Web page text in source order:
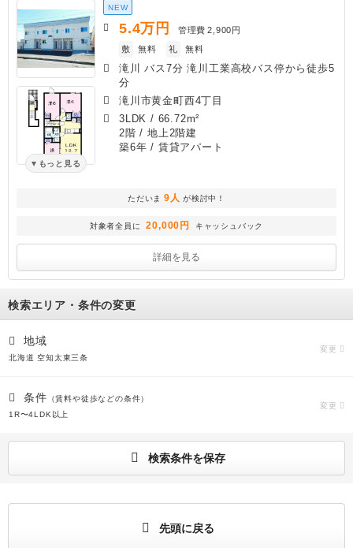
もっと見る
NEW
5.4万円 管理費 2,900円
敷
無料 礼 無料
滝川 バス7分 滝川工業高校バス停から徒歩5
分
滝川市黄金町西4丁目
3LDK / 66.72m²
2階 / 地上2階建
築6年 / 賃貸アパート
ただいま 9人 が検討中！
対象者全員に 20,000円 キャッシュバック
詳細を見る
検索エリア・条件の変更
地域
北海道 空知太東三条
変更
条件 （賃料や徒歩などの条件）
1R〜4LDK以上
変更
検索条件を保存
先頭に戻る